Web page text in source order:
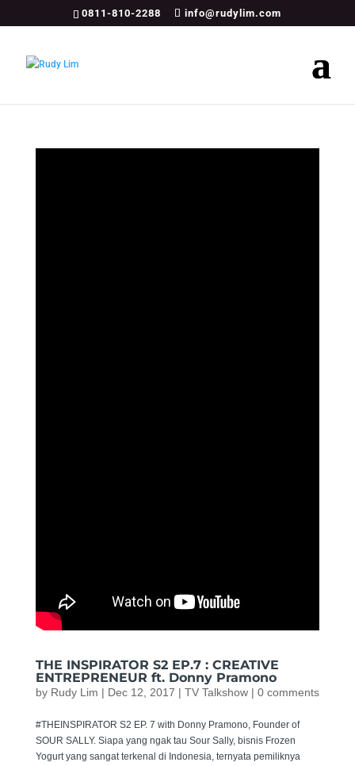
0811-810-2288 info@rudylim.com
THE INSPIRATOR S2 EP.7 : CREATIVE
ENTREPRENEUR ft. Donny Pramono
by Rudy Lim | Dec 12, 2017 | TV Talkshow| 0 comments
#THEINSPIRATOR S2 EP. 7 with Donny Pramono, Founder of
SOUR SALLY. Siapa yang ngak tau Sour Sally, bisnis Frozen
Yogurt yang sangat terkenal di Indonesia, ternyata pemiliknya